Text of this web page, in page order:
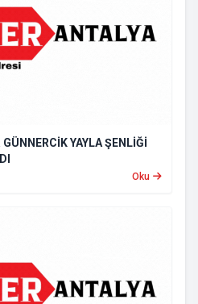
YAYLA ŞENLİĞİ
Oku